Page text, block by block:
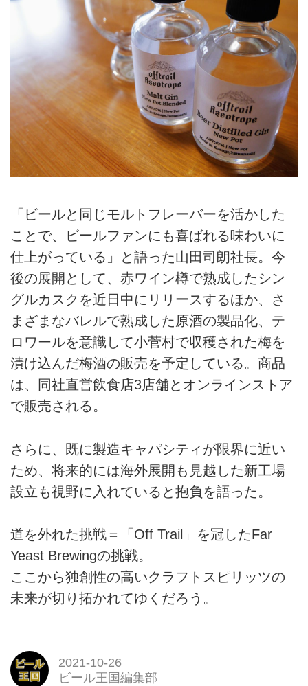
「ビールと同じモルトフレーバーを活かした
ことで、ビールファンにも喜ばれる味わいに
仕上がっている」と語った山田司朗社長。今
後の展開として、赤ワイン樽で熟成したシン
グルカスクを近日中にリリースするほか、さ
まざまなバレルで熟成した原酒の製品化、テ
ロワールを意識して小菅村で収穫された梅を
漬け込んだ梅酒の販売を予定している。商品
は、同社直営飲食店3店舗とオンラインストア
で販売される。
さらに、既に製造キャパシティが限界に近い
ため、将来的には海外展開も見越した新工場
設立も視野に入れていると抱負を語った。
道を外れた挑戦＝「Off Trail」を冠したFar
Yeast Brewingの挑戦。
ここから独創性の高いクラフトスピリッツの
未来が切り拓かれてゆくだろう。
2021-10-26
ビール王国編集部